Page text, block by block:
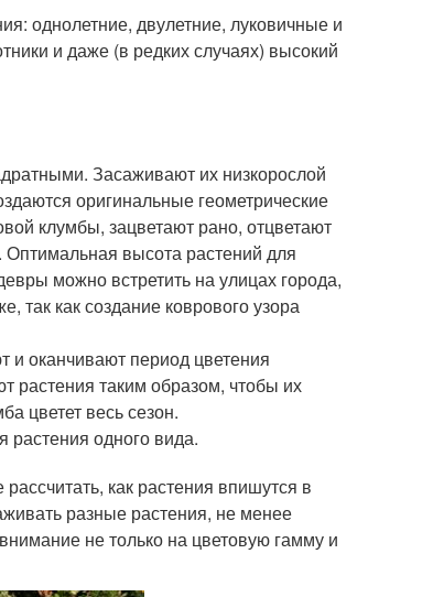
однолетние, двулетние, луковичные и
и даже (в редких случаях) высокий
Засаживают их низкорослой
оригинальные геометрические
клумбы, зацветают рано, отцветают
Оптимальная высота растений для
можно встретить на улицах города,
так как создание коврового узора
и оканчивают период цветения
растения таким образом, чтобы их
цветет весь сезон.
одного вида.
как растения впишутся в
разные растения, не менее
не только на цветовую гамму и